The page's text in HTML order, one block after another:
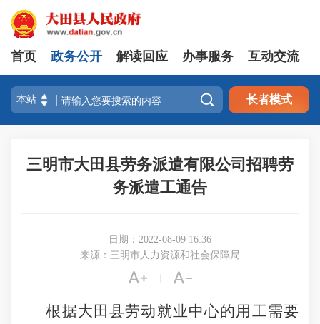
首页 政务公开 解读回应 办事服务 互动交流
 长者模式
三明市大田县劳务派遣有限公司招聘劳
务派遣工通告
日期：2022-08-09 16:36
来源：三明市人力资源和社会保障局
 
根据大田县劳动就业中心的用工需要